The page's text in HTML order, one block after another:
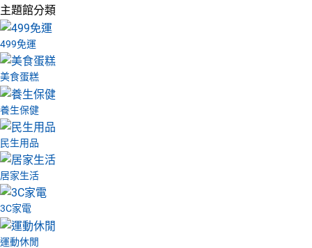
主題館分類
499免運
美食蛋糕
養生保健
民生用品
居家生活
3C家電
運動休閒